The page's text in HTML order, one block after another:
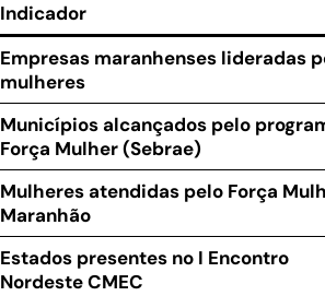
Indicador
Empresas maranhenses lideradas
mulheres
Municípios alcançados pelo
Força Mulher (Sebrae)
Mulheres atendidas pelo Força
Maranhão
Estados presentes no I Encontro
Nordeste CMEC